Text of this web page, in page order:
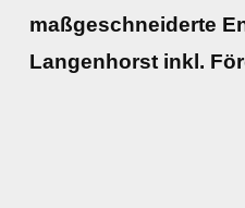
maßgeschneiderte
Langenhorst inkl.